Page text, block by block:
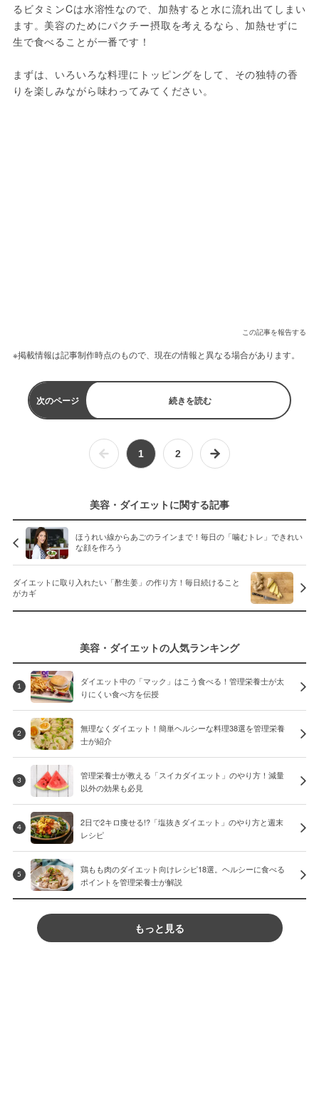
るビタミンCは水溶性なので、加熱すると水に流れ出てしまい
ます。美容のためにパクチー摂取を考えるなら、加熱せずに
生で食べることが一番です！
まずは、いろいろな料理にトッピングをして、その独特の香
りを楽しみながら味わってみてください。
この記事を報告する
※掲載情報は記事制作時点のもので、現在の情報と異なる場合があります。
次のページ 続きを読む
1 2
美容・ダイエットに関する記事
ほうれい線からあごのラインまで！毎日の「噛むトレ」できれい
な顔を作ろう
ダイエットに取り入れたい「酢生姜」の作り方！毎日続けること
がカギ
美容・ダイエットの人気ランキング
1
ダイエット中の「マック」はこう食べる！管理栄養士が太
りにくい食べ方を伝授
2
無理なくダイエット！簡単ヘルシーな料理38選を管理栄養
士が紹介
3
管理栄養士が教える「スイカダイエット」のやり方！減量
以外の効果も必見
4
2日で2キロ痩せる!?「塩抜きダイエット」のやり方と週末
レシピ
5
鶏もも肉のダイエット向けレシピ18選。ヘルシーに食べる
ポイントを管理栄養士が解説
もっと見る